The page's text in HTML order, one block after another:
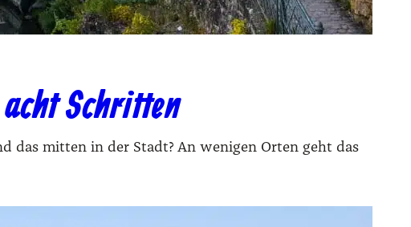
Schritten
das mitten in der Stadt? An wenigen Orten geht das